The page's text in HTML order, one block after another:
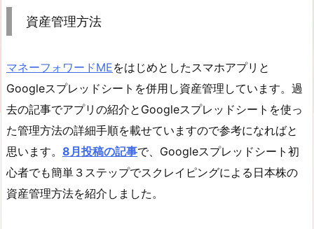
資産管理方法
マネーフォワードMEをはじめとしたスマホアプリと
Googleスプレッドシートを併用し資産管理しています。過
去の記事でアプリの紹介とGoogleスプレッドシートを使っ
た管理方法の詳細手順を載せていますので参考になればと
思います。 8月投稿の記事で、Googleスプレッドシート初
心者でも簡単３ステップでスクレイピングによる日本株の
資産管理方法を紹介しました。